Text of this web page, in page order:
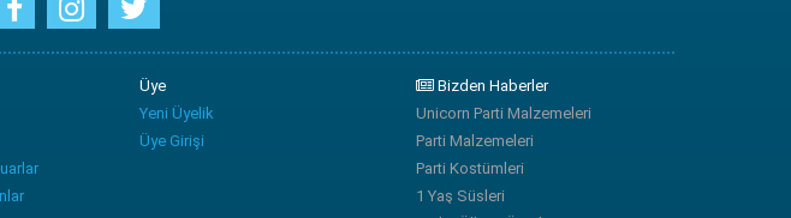
Üye
Yeni Üyelik
Üye Girişi
Bizden Haberler
Unicorn Parti Malzemeleri
Parti Malzemeleri
Parti Kostümleri
1 Yaş Süsleri